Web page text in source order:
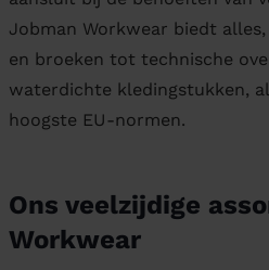
Jobman Workwear biedt
en broeken tot technische
waterdichte kledingstukken,
hoogste EU-normen.
Ons veelzijdige
Workwear